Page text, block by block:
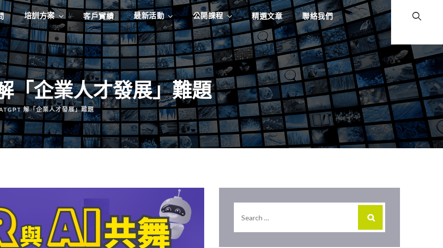
培訓方案 客戶實績 最新活動 公開課程 精選文章 聯絡我們
「企業人才發展」難題
解「企業人才發展」難題